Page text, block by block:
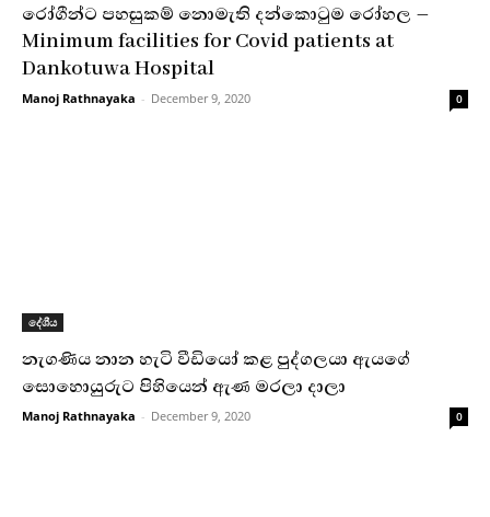
රෝගීන්ට පහසුකම් නොමැති දන්කොටුම රෝහල –
Minimum facilities for Covid patients at
Dankotuwa Hospital
Manoj Rathnayaka - December 9, 2020 0
දේශීය
නැගණිය නාන හැටි වීඩියෝ කළ පුද්ගලයා ඇයගේ
සොහොයුරුට පිහියෙන් ඇණ මරලා දාලා
Manoj Rathnayaka - December 9, 2020 0